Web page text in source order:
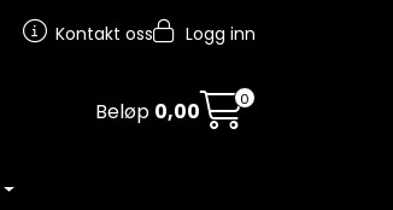
Kontakt oss Logg inn
Beløp 0,00 0